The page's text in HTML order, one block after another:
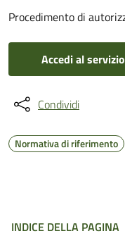
Procedimento di
Accedi al servizio
Condividi
Normativa di riferimento
INDICE DELLA PAGINA